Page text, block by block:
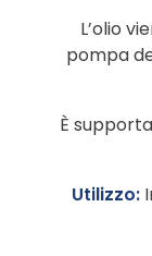
L’olio
pompa
È
Utilizzo: